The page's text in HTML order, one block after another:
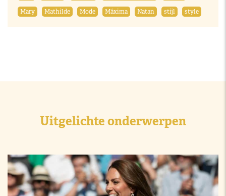
Mary
Mathilde Mode Máxima Natan stijl style
Uitgelichte onderwerpen